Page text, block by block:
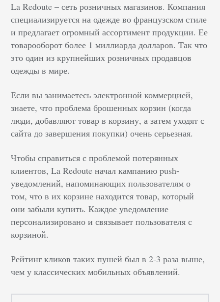
La Redoute – сеть розничных магазинов. Компания
специализируется на одежде во французском стиле
и предлагает огромный ассортимент продукции. Ее
товарооборот более 1 миллиарда долларов. Так что
это один из крупнейших розничных продавцов
одежды в мире.
Если вы занимаетесь электронной коммерцией,
знаете, что проблема брошенных корзин (когда
люди, добавляют товар в корзину, а затем уходят с
сайта до завершения покупки) очень серьезная.
Чтобы справиться с проблемой потерянных
клиентов, La Redoute начал кампанию push-
уведомлений, напоминающих пользователям о
том, что в их корзине находится товар, который
они забыли купить. Каждое уведомление
персонализировано и связывает пользователя с
корзиной.
Рейтинг кликов таких пушей был в 2-3 раза выше,
чем у классических мобильных объявлений.